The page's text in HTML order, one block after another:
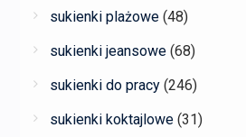
sukienki plażowe (48)
sukienki jeansowe (68)
sukienki do pracy (246)
sukienki koktajlowe (31)